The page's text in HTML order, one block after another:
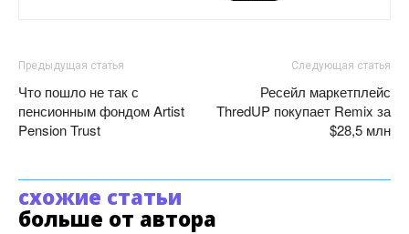
Предыдущая статья
Что пошло не так с
пенсионным фондом Artist
Pension Trust
Следующая статья
Ресейл маркетплейс
ThredUP покупает Remix за
$28,5 млн
схожие статьи
больше от автора